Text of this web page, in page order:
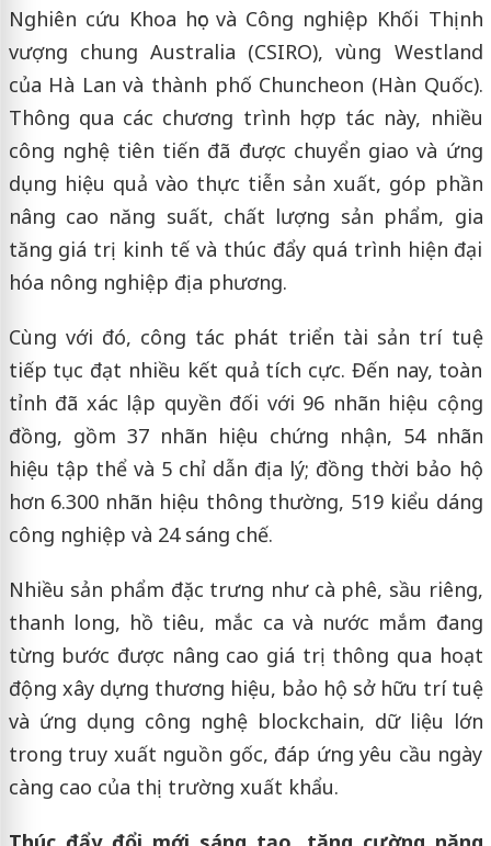
Nghiên cứu Khoa học và Công nghiệp Khối Thịnh
vượng chung Australia (CSIRO), vùng Westland
của Hà Lan và thành phố Chuncheon (Hàn Quốc).
Thông qua các chương trình hợp tác này, nhiều
công nghệ tiên tiến đã được chuyển giao và ứng
dụng hiệu quả vào thực tiễn sản xuất, góp phần
nâng cao năng suất, chất lượng sản phẩm, gia
tăng giá trị kinh tế và thúc đẩy quá trình hiện đại
hóa nông nghiệp địa phương.
Cùng với đó, công tác phát triển tài sản trí tuệ
tiếp tục đạt nhiều kết quả tích cực. Đến nay, toàn
tỉnh đã xác lập quyền đối với 96 nhãn hiệu cộng
đồng, gồm 37 nhãn hiệu chứng nhận, 54 nhãn
hiệu tập thể và 5 chỉ dẫn địa lý; đồng thời bảo hộ
hơn 6.300 nhãn hiệu thông thường, 519 kiểu dáng
công nghiệp và 24 sáng chế.
Nhiều sản phẩm đặc trưng như cà phê, sầu riêng,
thanh long, hồ tiêu, mắc ca và nước mắm đang
từng bước được nâng cao giá trị thông qua hoạt
động xây dựng thương hiệu, bảo hộ sở hữu trí tuệ
và ứng dụng công nghệ blockchain, dữ liệu lớn
trong truy xuất nguồn gốc, đáp ứng yêu cầu ngày
càng cao của thị trường xuất khẩu.